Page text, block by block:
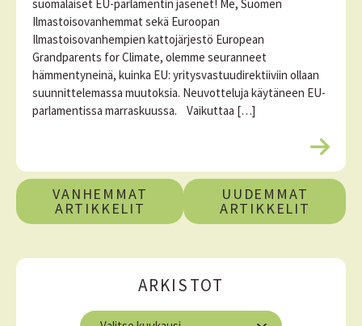
suomalaiset EU-parlamentin jäsenet! Me, Suomen
Ilmastoisovanhemmat sekä Euroopan
Ilmastoisovanhempien kattojärjestö European
Grandparents for Climate, olemme seuranneet
hämmentyneinä, kuinka EU: yritysvastuudirektiiviin ollaan
suunnittelemassa muutoksia. Neuvotteluja käytäneen EU-
parlamentissa marraskuussa. Vaikuttaa […]
L
e
A
r
i
VANHEMMAT
ARTIKKELIT
UUDEMMAT
ARTIKKELIT
ARKISTOT
A